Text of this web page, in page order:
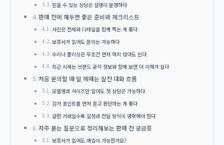
믿을 수 있는 상담은 설명이 분명하다
판매 전에 해두면 좋은 준비와 체크리스트
사진은 전체와 디테일을 함께 찍는 게 좋다
보증서가 없어도 문의는 가능하다
수리나 폴리싱은 무조건 먼저 하지 않아도 된다
최근 시세는 브랜드 공식 정보와 함께 보면 더 이해가 쉽다
처음 문의할 때 덜 헤매는 실전 대화 흐름
모델명과 사이즈만 알아도 첫 상담은 가능하다
감가 포인트를 먼저 듣고 판단하는 게 좋다
급한 거래일수록 일정과 전달 방식이 명확해야 한다
자주 묻는 질문으로 정리해보는 판매 전 궁금증
보증서가 없어도 매입이 가능한가요?